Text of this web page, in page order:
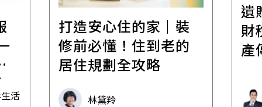
活
打造安心住的家｜裝
修前必懂！住到老的
居住規劃全攻略
林黛羚
遺
財
產